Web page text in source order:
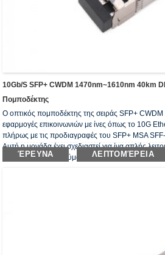
10Gb/s SFP+ CWDM 1470nm~1610nm 40km
Πομποδέκτης
Ο οπτικός πομποδέκτης της σειράς SFP+ CWDM
εφαρμογές επικοινωνιών με ίνες όπως το 10G
πλήρως με τις προδιαγραφές του SFP+ MSA
Αυτή η μονάδα έχει σχεδιαστεί για ίνα απλής
ονομαστικό μήκος κύματος του μήκους κύματος
ΈΡΕΥΝΑ ΛΕΠΤΟΜΈΡΕΙΑ